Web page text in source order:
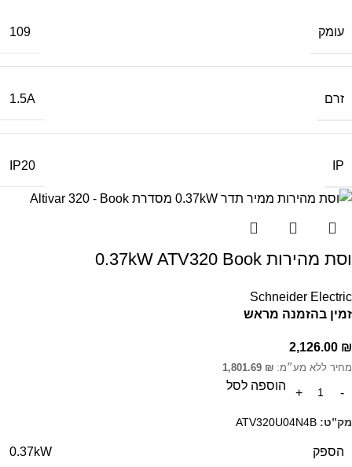
עומק 109
זרם 1.5A
IP
IP20
וסת מהירות 0.37kW ATV320 Book
Schneider Electric
זמין בהזמנה מראש
2,126.00 ₪
מחיר ללא מע״מ: 1,801.69 ₪
הוספה לסל
מק”ט: ATV320U04N4B
הספק 0.37kW